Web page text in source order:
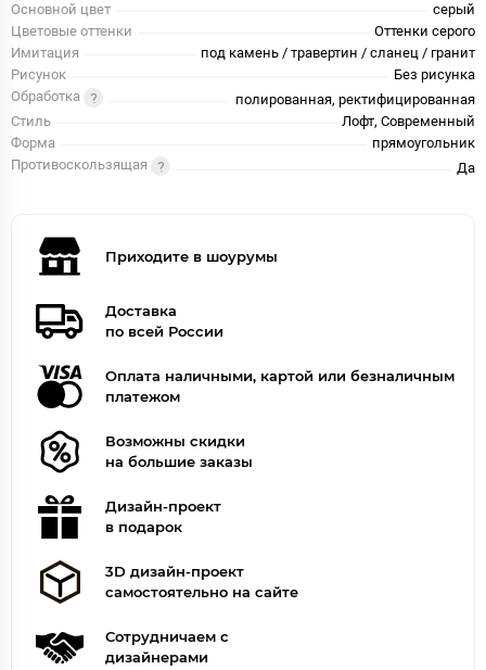
Основной цвет
серый
Цветовые оттенки
Оттенки серого
Имитация
под камень / травертин / сланец / гранит
Рисунок
Без рисунка
Обработка
полированная, ректифицированная
Стиль
Лофт, Современный
Форма
прямоугольник
Противоскользящая
Да
Приходите в шоурумы
Доставка
по всей России
Оплата наличными, картой или безналичным
платежом
Возможны скидки
на большие заказы
Дизайн-проект
в подарок
3D дизайн-проект
самостоятельно на сайте
Сотрудничаем с
дизайнерами